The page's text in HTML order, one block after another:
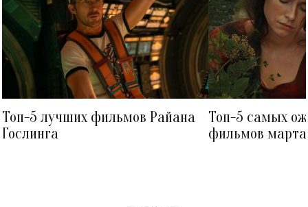
Топ-5 лучших фильмов Райана
Гослинга
Топ-5 самых
фильмов